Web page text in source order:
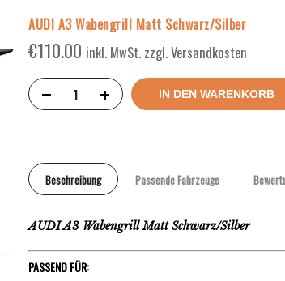
AUDI A3 Wabengrill Matt Schwarz/Silber
€110.00 inkl. MwSt. zzgl. Versandkosten
IN DEN WARENKORB
Beschreibung Passende Fahrzeuge
AUDI A3 Wabengrill Matt Schwarz/Silber
PASSEND FÜR: